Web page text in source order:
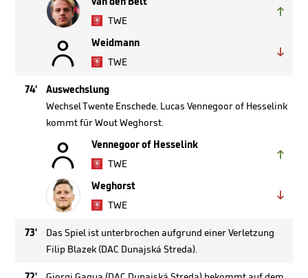
TWE


Weidmann
TWE

74'
Auswechslung
Wechsel Twente Enschede. Lucas Vennegoor of Hesselink
kommt für Wout Weghorst.

Vennegoor of Hesselink
TWE

Weghorst
TWE

73'
Das Spiel ist unterbrochen aufgrund einer Verletzung
Filip Blazek (DAC Dunajská Streda).